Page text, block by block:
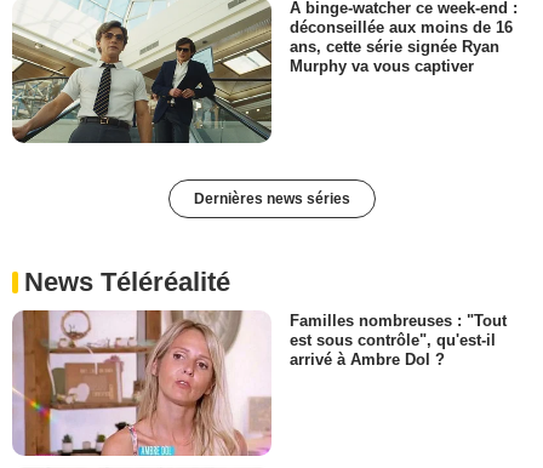
À binge-watcher ce week-end :
déconseillée aux moins de 16
ans, cette série signée Ryan
Murphy va vous captiver
Dernières news séries
News Téléréalité
Familles nombreuses : "Tout
est sous contrôle", qu'est-il
arrivé à Ambre Dol ?